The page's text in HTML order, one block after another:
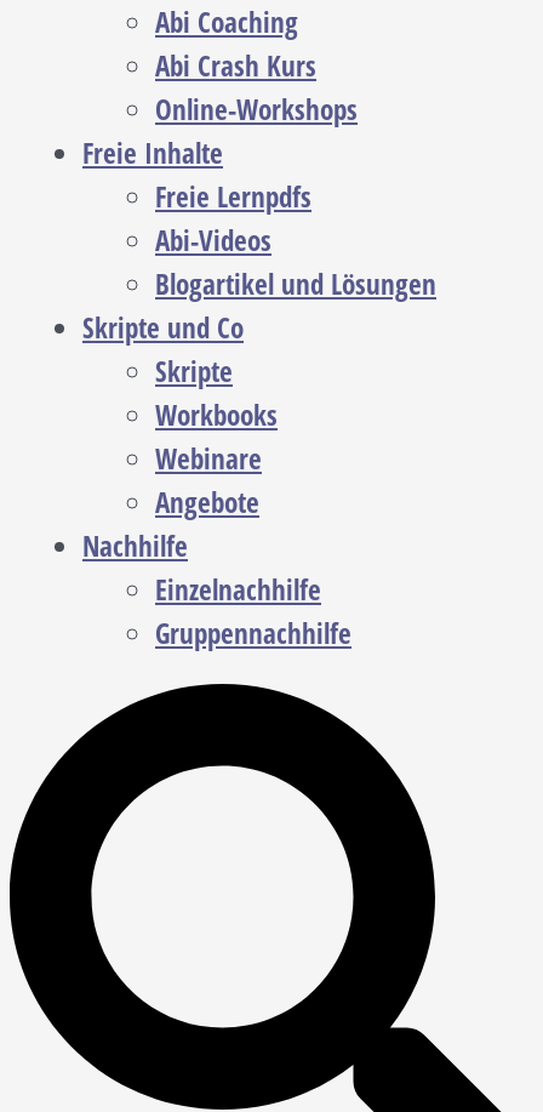
Abi Coaching
Abi Crash Kurs
Online-Workshops
Freie Inhalte
Freie Lernpdfs
Abi-Videos
Blogartikel und Lösungen
Skripte und Co
Skripte
Workbooks
Webinare
Angebote
Nachhilfe
Einzelnachhilfe
Gruppennachhilfe